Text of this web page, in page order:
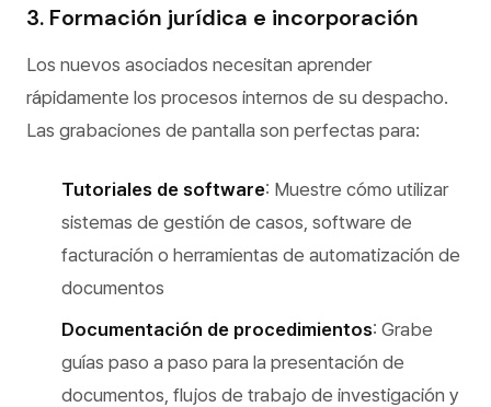
3. Formación jurídica e incorporación
Los nuevos asociados necesitan aprender
rápidamente los procesos internos de su despacho.
Las grabaciones de pantalla son perfectas para:
Tutoriales de software: Muestre cómo utilizar
sistemas de gestión de casos, software de
facturación o herramientas de automatización de
documentos
Documentación de procedimientos: Grabe
guías paso a paso para la presentación de
documentos, flujos de trabajo de investigación y